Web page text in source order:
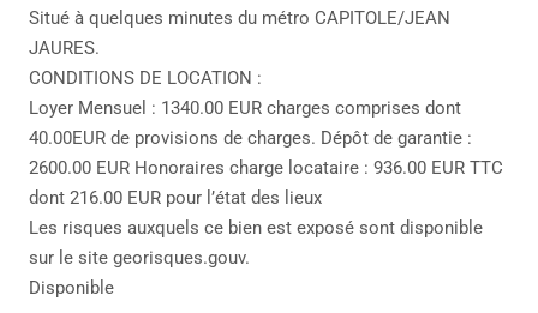
Situé à quelques minutes du métro CAPITOLE/JEAN
JAURES.
CONDITIONS DE LOCATION :
Loyer Mensuel : 1340.00 EUR charges comprises dont
40.00EUR de provisions de charges. Dépôt de garantie :
2600.00 EUR Honoraires charge locataire : 936.00 EUR TTC
dont 216.00 EUR pour l’état des lieux
Les risques auxquels ce bien est exposé sont disponible
sur le site georisques.gouv.
Disponible